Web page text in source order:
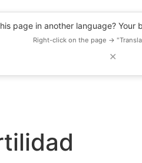
page in another language?
Right-click on the page →
✕